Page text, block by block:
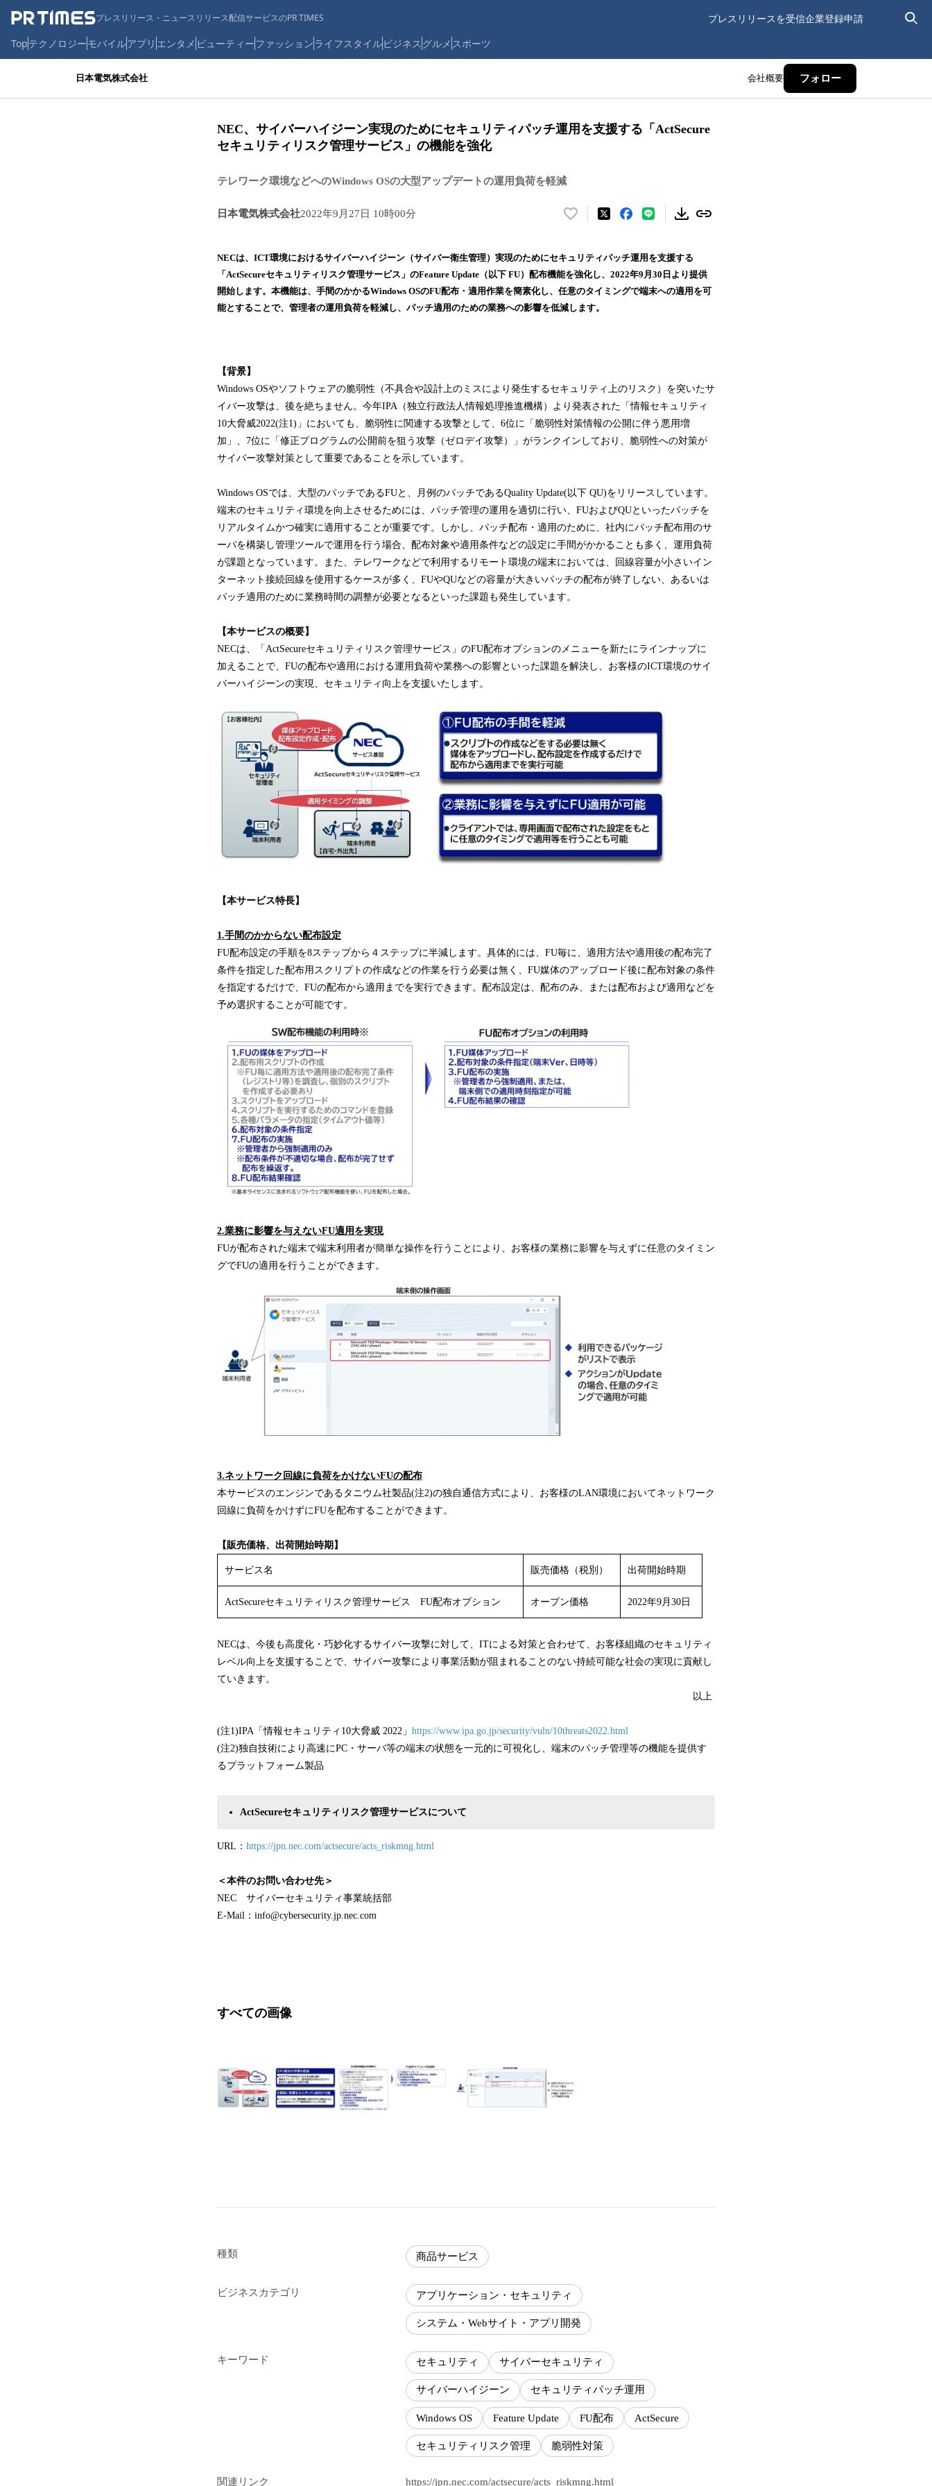
プレスリリース・ニュースリリース配信サービスのPR TIMES プレスリリースを受信企業登録申請
Topテクノロジーモバイルアプリ エンタメ ビューティーファッションライフスタイルビジネス グルメ スポーツ
日本電気株式会社 会社概要 フォロー
NEC、サイバーハイジーン実現のためにセキュリティパッチ運用を支援する「ActSecure
セキュリティリスク管理サービス」の機能を強化
テレワーク環境などへのWindows OSの大型アップデートの運用負荷を軽減
日本電気株式会社2022年9月27日 10時00分
い
！
数
を
読
す
NECは、ICT環境におけるサイバーハイジーン（サイバー衛生管理）実現のためにセキュリティパッチ運用を支援する
「ActSecureセキュリティリスク管理サービス」のFeature Update（以下 FU）配布機能を強化し、2022年9月30日より提供
開始します。本機能は、手間のかかるWindows OSのFU配布・適用作業を簡素化し、任意のタイミングで端末への適用を可
能とすることで、管理者の運用負荷を軽減し、パッチ適用のための業務への影響を低減します。
【背景】
Windows OSやソフトウェアの脆弱性（不具合や設計上のミスにより発生するセキュリティ上のリスク）を突いたサ
イバー攻撃は、後を絶ちません。今年IPA（独立行政法人情報処理推進機構）より発表された「情報セキュリティ
10大脅威2022(注1)」においても、脆弱性に関連する攻撃として、6位に「脆弱性対策情報の公開に伴う悪用増
加」、7位に「修正プログラムの公開前を狙う攻撃（ゼロデイ攻撃）」がランクインしており、脆弱性への対策が
サイバー攻撃対策として重要であることを示しています。
Windows OSでは、大型のパッチであるFUと、月例のパッチであるQuality Update(以下 QU)をリリースしています。
端末のセキュリティ環境を向上させるためには、パッチ管理の運用を適切に行い、FUおよびQUといったパッチを
リアルタイムかつ確実に適用することが重要です。しかし、パッチ配布・適用のために、社内にパッチ配布用のサ
ーバを構築し管理ツールで運用を行う場合、配布対象や適用条件などの設定に手間がかかることも多く、運用負荷
が課題となっています。また、テレワークなどで利用するリモート環境の端末においては、回線容量が小さいイン
ターネット接続回線を使用するケースが多く、FUやQUなどの容量が大きいパッチの配布が終了しない、あるいは
パッチ適用のために業務時間の調整が必要となるといった課題も発生しています。
【本サービスの概要】
NECは、「ActSecureセキュリティリスク管理サービス」のFU配布オプションのメニューを新たにラインナップに
加えることで、FUの配布や適用における運用負荷や業務への影響といった課題を解決し、お客様のICT環境のサイ
バーハイジーンの実現、セキュリティ向上を支援いたします。
【本サービス特長】
1.手間のかからない配布設定
FU配布設定の手順を8ステップから４ステップに半減します。具体的には、FU毎に、適用方法や適用後の配布完了
条件を指定した配布用スクリプトの作成などの作業を行う必要は無く、FU媒体のアップロード後に配布対象の条件
を指定するだけで、FUの配布から適用までを実行できます。配布設定は、配布のみ、または配布および適用などを
予め選択することが可能です。
2.業務に影響を与えないFU適用を実現
FUが配布された端末で端末利用者が簡単な操作を行うことにより、お客様の業務に影響を与えずに任意のタイミン
グでFUの適用を行うことができます。
3.ネットワーク回線に負荷をかけないFUの配布
本サービスのエンジンであるタニウム社製品(注2)の独自通信方式により、お客様のLAN環境においてネットワーク
回線に負荷をかけずにFUを配布することができます。
【販売価格、出荷開始時期】
サービス名 販売価格（税別） 出荷開始時期
ActSecureセキュリティリスク管理サービス FU配布オプション オープン価格 2022年9月30日
NECは、今後も高度化・巧妙化するサイバー攻撃に対して、ITによる対策と合わせて、お客様組織のセキュリティ
レベル向上を支援することで、サイバー攻撃により事業活動が阻まれることのない持続可能な社会の実現に貢献し
ていきます。
以上
(注1)IPA「情報セキュリティ10大脅威 2022」 https://www.ipa.go.jp/security/vuln/10threats2022.html
(注2)独自技術により高速にPC・サーバ等の端末の状態を一元的に可視化し、端末のパッチ管理等の機能を提供す
るプラットフォーム製品
ActSecureセキュリティリスク管理サービスについて
URL： https://jpn.nec.com/actsecure/acts_riskmng.html
＜本件のお問い合わせ先＞
NEC サイバーセキュリティ事業統括部
E-Mail：info@cybersecurity.jp.nec.com
すべての画像
種類 商品サービス
ビジネスカテゴリ アプリケーション・セキュリティ
システム・Webサイト・アプリ開発
キーワード セキュリティ サイバーセキュリティ
サイバーハイジーン セキュリティパッチ運用
Windows OS Feature Update FU配布 ActSecure
セキュリティリスク管理 脆弱性対策
関連リンク https://jpn.nec.com/actsecure/acts_riskmng.html